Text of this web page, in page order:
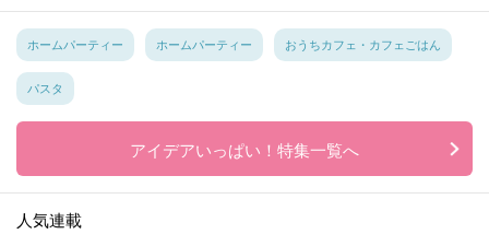
ホームパーティー ホームパーティー おうちカフェ・カフェごはん
パスタ
アイデアいっぱい！特集一覧へ
人気連載